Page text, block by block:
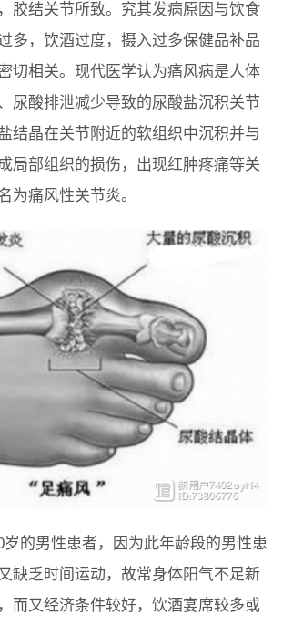
胶结关节所致。究其发病原因与饮食
多，饮酒过度，摄入过多保健品补品
切相关。现代医学认为痛风病是人体
尿酸排泄减少导致的尿酸盐沉积关节
结晶在关节附近的软组织中沉积并与
局部组织的损伤，出现红肿疼痛等关
为痛风性关节炎。
岁的男性患者，因为此年龄段的男性患
缺乏时间运动，故常身体阳气不足新
而又经济条件较好，饮酒宴席较多或